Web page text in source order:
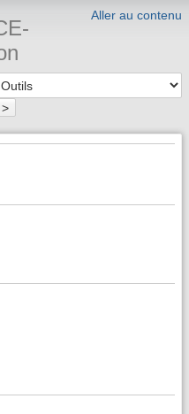
Aller au contenu
>